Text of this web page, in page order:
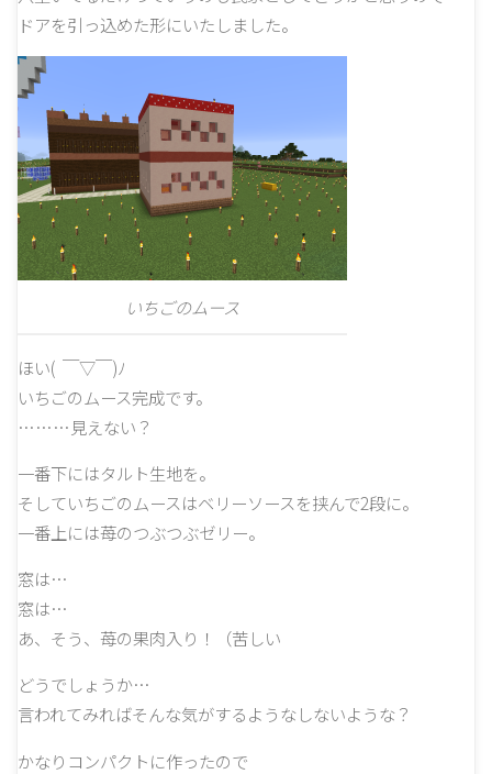
ドアを引っ込めた形にいたしました。
いちごのムース
ほい( ￣▽￣)ﾉ
いちごのムース完成です。
………見えない？
一番下にはタルト生地を。
そしていちごのムースはベリーソースを挟んで2段に。
一番上には苺のつぶつぶゼリー。
窓は…
窓は…
あ、そう、苺の果肉入り！（苦しい
どうでしょうか…
言われてみればそんな気がするようなしないような？
かなりコンパクトに作ったので